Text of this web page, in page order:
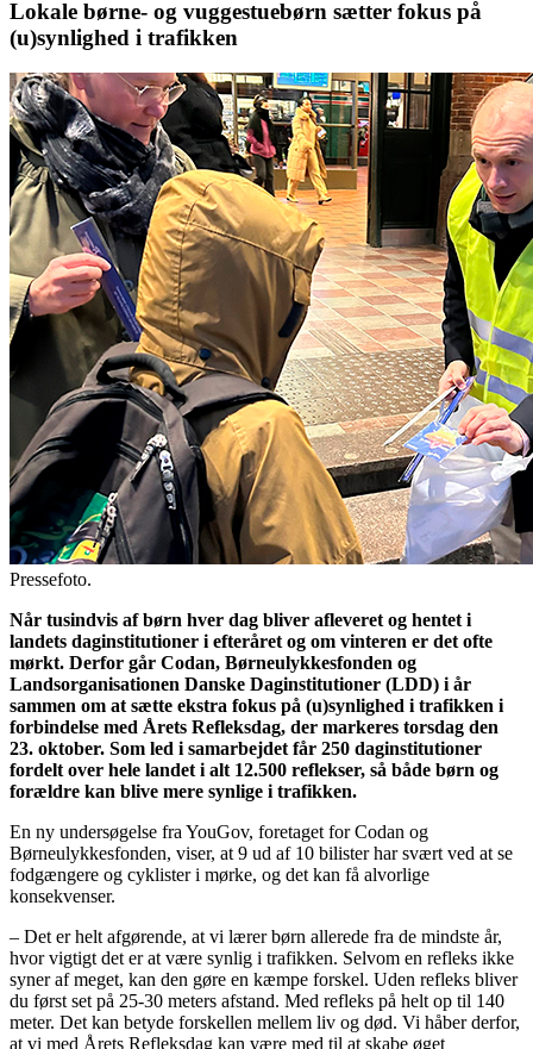
Lokale børne- og vuggestuebørn sætter fokus på
(u)synlighed i trafikken
Pressefoto.
Når tusindvis af børn hver dag bliver afleveret og hentet i
landets daginstitutioner i efteråret og om vinteren er det ofte
mørkt. Derfor går Codan, Børneulykkesfonden og
Landsorganisationen Danske Daginstitutioner (LDD) i år
sammen om at sætte ekstra fokus på (u)synlighed i trafikken i
forbindelse med Årets Refleksdag, der markeres torsdag den
23. oktober. Som led i samarbejdet får 250 daginstitutioner
fordelt over hele landet i alt 12.500 reflekser, så både børn og
forældre kan blive mere synlige i trafikken.
En ny undersøgelse fra YouGov, foretaget for Codan og
Børneulykkesfonden, viser, at 9 ud af 10 bilister har svært ved at se
fodgængere og cyklister i mørke, og det kan få alvorlige
konsekvenser.
– Det er helt afgørende, at vi lærer børn allerede fra de mindste år,
hvor vigtigt det er at være synlig i trafikken. Selvom en refleks ikke
syner af meget, kan den gøre en kæmpe forskel. Uden refleks bliver
du først set på 25-30 meters afstand. Med refleks på helt op til 140
meter. Det kan betyde forskellen mellem liv og død. Vi håber derfor,
at vi med Årets Refleksdag kan være med til at skabe øget